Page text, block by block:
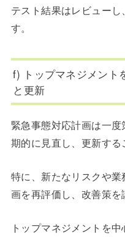
テスト結果はレビュー
す。
f) トップマネジメント
と更新
緊急事態対応計画は一
期的に見直し、更新する
特に、新たなリスクや
画を再評価し、改善策を
トップマネジメントを